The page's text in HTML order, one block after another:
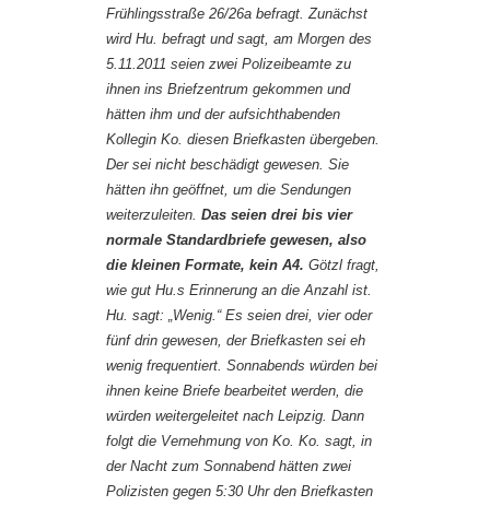
Frühlingsstraße 26/26a befragt. Zunächst
wird Hu. befragt und sagt, am Morgen des
5.11.2011 seien zwei Polizeibeamte zu
ihnen ins Briefzentrum gekommen und
hätten ihm und der aufsichthabenden
Kollegin Ko. diesen Briefkasten übergeben.
Der sei nicht beschädigt gewesen. Sie
hätten ihn geöffnet, um die Sendungen
weiterzuleiten. Das seien drei bis vier
normale Standardbriefe gewesen, also
die kleinen Formate, kein A4. Götzl fragt,
wie gut Hu.s Erinnerung an die Anzahl ist.
Hu. sagt: „Wenig.“ Es seien drei, vier oder
fünf drin gewesen, der Briefkasten sei eh
wenig frequentiert. Sonnabends würden bei
ihnen keine Briefe bearbeitet werden, die
würden weitergeleitet nach Leipzig. Dann
folgt die Vernehmung von Ko. Ko. sagt, in
der Nacht zum Sonnabend hätten zwei
Polizisten gegen 5:30 Uhr den Briefkasten